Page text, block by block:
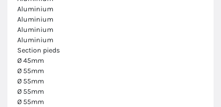
Aluminium
Aluminium
Aluminium
Aluminium
Section pieds
Ø 45mm
Ø 55mm
Ø 55mm
Ø 55mm
Ø 55mm